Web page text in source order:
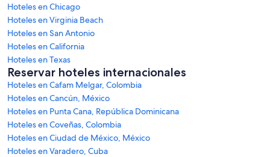
Hoteles en Chicago
Hoteles en Virginia Beach
Hoteles en San Antonio
Hoteles en California
Hoteles en Texas
Reservar hoteles internacionales
Hoteles en Cafam Melgar, Colombia
Hoteles en Cancún, México
Hoteles en Punta Cana, República Dominicana
Hoteles en Coveñas, Colombia
Hoteles en Ciudad de México, México
Hoteles en Varadero, Cuba